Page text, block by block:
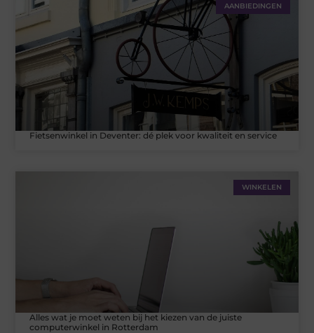
AANBIEDINGEN
Fietsenwinkel in Deventer: dé plek voor kwaliteit en service
WINKELEN
Alles wat je moet weten bij het kiezen van de juiste
computerwinkel in Rotterdam